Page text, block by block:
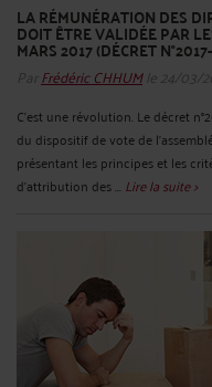
LA RÉMUNÉRATION DES
DOIT ÊTRE VALIDÉE PAR
MARS 2017 (DÉCRET
Par Frédéric CHHUMle 24/03/
C’est une révolution. Le décret
du dispositif de vote de
présentant les principes et les
d'attribution des ... Lire la suite >